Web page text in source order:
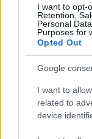
I want to opt-
Retention,
Personal
Purposes for
Opted Out
Google
I want to
related to
device
Λάζαρου